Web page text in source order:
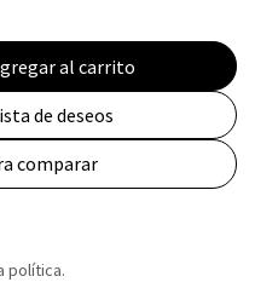
al carrito
comparar
de deseos
política.